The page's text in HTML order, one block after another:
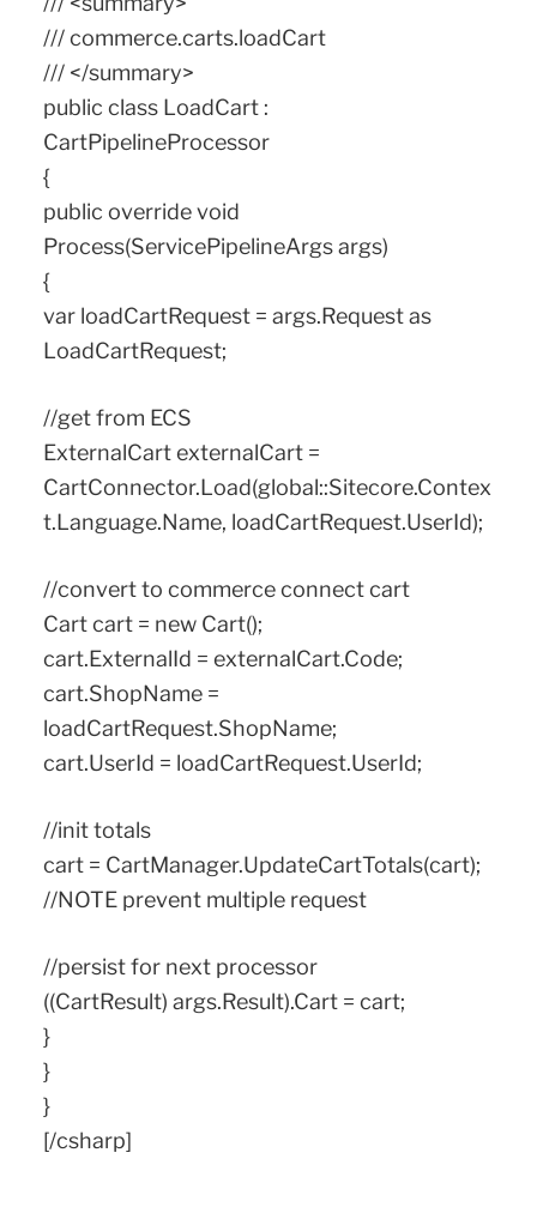
/// commerce.carts.loadCart
/// </summary>
public class LoadCart :
CartPipelineProcessor
{
public override void
Process(ServicePipelineArgs args)
{
var loadCartRequest = args.Request as
LoadCartRequest;
//get from ECS
ExternalCart externalCart =
CartConnector.Load(global::Sitecore.Contex
t.Language.Name, loadCartRequest.UserId);
//convert to commerce connect cart
Cart cart = new Cart();
cart.ExternalId = externalCart.Code;
cart.ShopName =
loadCartRequest.ShopName;
cart.UserId = loadCartRequest.UserId;
//init totals
cart = CartManager.UpdateCartTotals(cart);
//NOTE prevent multiple request
//persist for next processor
((CartResult) args.Result).Cart = cart;
}
}
}
[/csharp]